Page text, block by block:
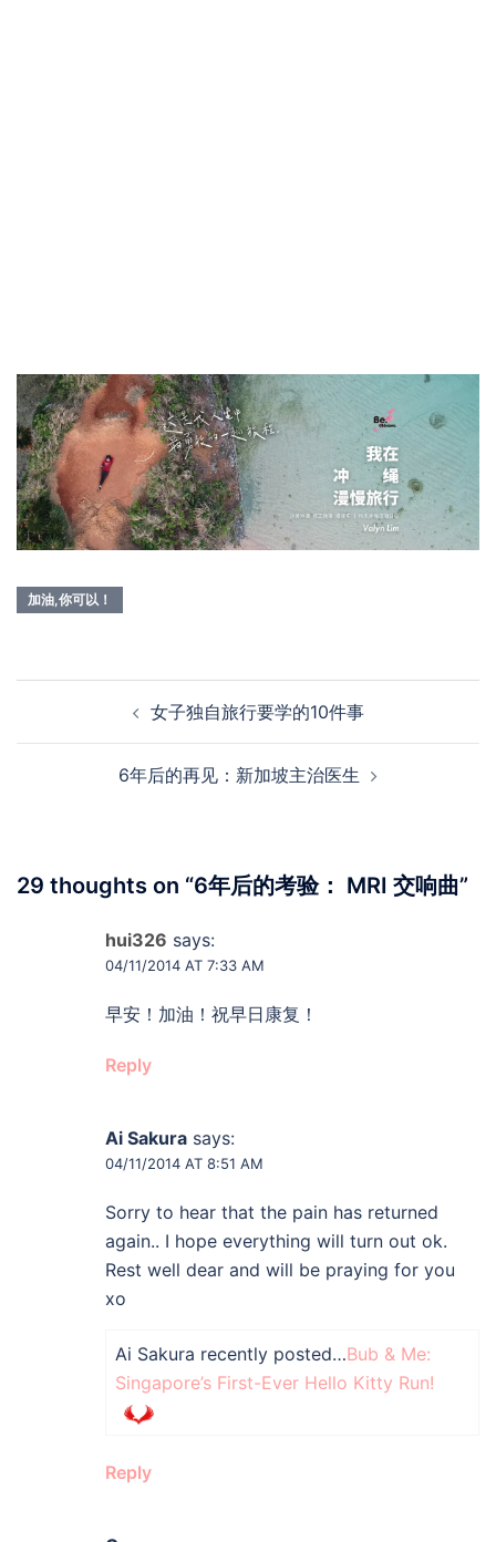
加油,你可以！
navigation 女子独自旅行要学的10件事
6年后的再见：新加坡主治医生
29 thoughts on “6年后的考验： MRI 交响曲”
hui326 says:
04/11/2014 AT 7:33 AM
早安！加油！祝早日康复！
Reply
Ai Sakura says:
04/11/2014 AT 8:51 AM
Sorry to hear that the pain has returned
again.. I hope everything will turn out ok.
Rest well dear and will be praying for you
xo
Ai Sakura recently posted…Bub & Me:
Singapore’s First-Ever Hello Kitty Run!
Reply